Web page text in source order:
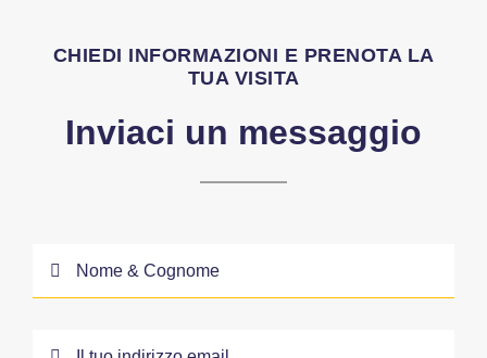
CHIEDI INFORMAZIONI E PRENOTA LA
TUA VISITA
Inviaci un messaggio